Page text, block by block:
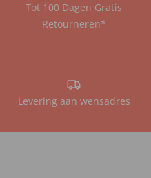
Tot 100 Dagen Gratis
Retourneren*
Levering aan wensadres